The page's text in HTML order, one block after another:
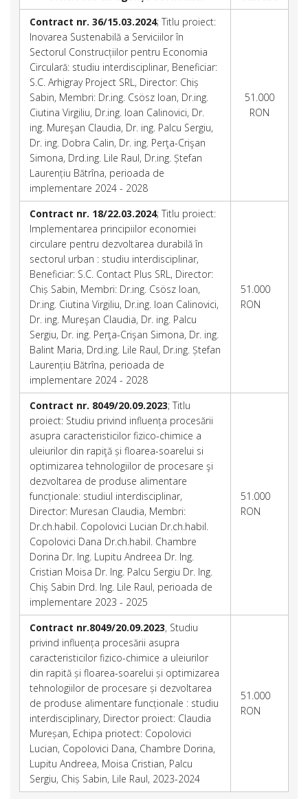
Contract nr. 36/15.03.2024; Titlu proiect:
Inovarea Sustenabilă a Serviciilor în
Sectorul Construcțiilor pentru Economia
Circulară: studiu interdisciplinar, Beneficiar:
S.C. Arhigray Project SRL, Director: Chiș
Sabin, Membri: Dr.ing. Csösz Ioan, Dr.ing.
Ciutina Virgiliu, Dr.ing. Ioan Calinovici, Dr.
ing. Mureşan Claudia, Dr. ing. Palcu Sergiu,
Dr. ing. Dobra Calin, Dr. ing. Perţa-Crişan
Simona, Drd.ing. Lile Raul, Dr.ing. Ștefan
Laurențiu Bătrîna, perioada de
implementare 2024 - 2028
51.000
RON
Contract nr. 18/22.03.2024; Titlu proiect:
Implementarea principiilor economiei
circulare pentru dezvoltarea durabilă în
sectorul urban : studiu interdisciplinar,
Beneficiar: S.C. Contact Plus SRL, Director:
Chiș Sabin, Membri: Dr.ing. Csösz Ioan,
Dr.ing. Ciutina Virgiliu, Dr.ing. Ioan Calinovici,
Dr. ing. Mureşan Claudia, Dr. ing. Palcu
Sergiu, Dr. ing. Perţa-Crişan Simona, Dr. ing.
Balint Maria, Drd.ing. Lile Raul, Dr.ing. Ștefan
Laurențiu Bătrîna, perioada de
implementare 2024 - 2028
51.000
RON
Contract nr. 8049/20.09.2023; Titlu
proiect: Studiu privind influența procesării
asupra caracteristicilor fizico-chimice a
uleiurilor din rapiţă și floarea-soarelui si
optimizarea tehnologiilor de procesare şi
dezvoltarea de produse alimentare
funcționale: studiul interdisciplinar,
Director: Muresan Claudia, Membri:
Dr.ch.habil. Copolovici Lucian Dr.ch.habil.
Copolovici Dana Dr.ch.habil. Chambre
Dorina Dr. Ing. Lupitu Andreea Dr. Ing.
Cristian Moisa Dr. Ing. Palcu Sergiu Dr. Ing.
Chiş Sabin Drd. Ing. Lile Raul, perioada de
implementare 2023 - 2025
51.000
RON
Contract nr.8049/20.09.2023, Studiu
privind influența procesării asupra
caracteristicilor fizico-chimice a uleiurilor
din rapită și floarea-soarelui și optimizarea
tehnologiilor de procesare și dezvoltarea
de produse alimentare funcționale : studiu
interdisciplinary, Director proiect: Claudia
Mureșan, Echipa priotect: Copolovici
Lucian, Copolovici Dana, Chambre Dorina,
Lupitu Andreea, Moisa Cristian, Palcu
Sergiu, Chiș Sabin, Lile Raul, 2023-2024
51.000
RON